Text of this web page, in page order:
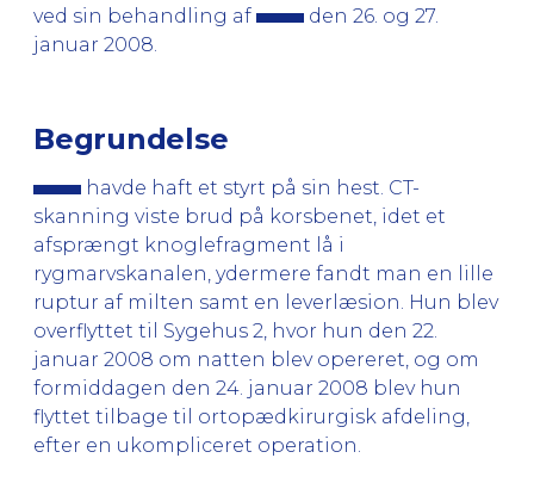
ved sin behandling af
den 26. og 27.
januar 2008.
Begrundelse
havde haft et styrt på sin hest. CT-
skanning viste brud på korsbenet, idet et
afsprængt knoglefragment lå i
rygmarvskanalen, ydermere fandt man en lille
ruptur af milten samt en leverlæsion. Hun blev
overflyttet til Sygehus 2, hvor hun den 22.
januar 2008 om natten blev opereret, og om
formiddagen den 24. januar 2008 blev hun
flyttet tilbage til ortopædkirurgisk afdeling,
efter en ukompliceret operation.